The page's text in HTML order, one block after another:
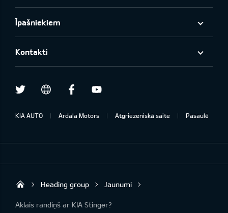
Īpašniekiem
Kontakti
Twitter draugiem.lvFacebook
KIA AUTO Ardala Motors Atgriezeniskā saite Pasaulē
Ardala SIA
Heading group Jaunumi
Aklais randiņš ar KIA Stinger?